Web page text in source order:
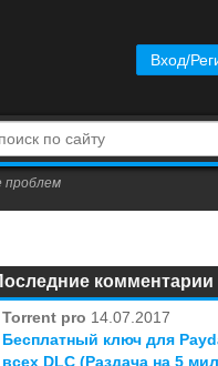
Вход/
проблем
комментарии
Torrent pro 14.07.2017
Бесплатный ключ для
всех DLC (Раздача на 5